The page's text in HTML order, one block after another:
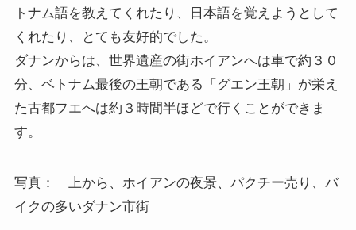
トナム語を教えてくれたり、日本語を覚えようとして
くれたり、とても友好的でした。
ダナンからは、世界遺産の街ホイアンへは車で約３０
分、ベトナム最後の王朝である「グエン王朝」が栄え
た古都フエへは約３時間半ほどで行くことができま
す。
写真： 上から、ホイアンの夜景、パクチー売り、バ
イクの多いダナン市街